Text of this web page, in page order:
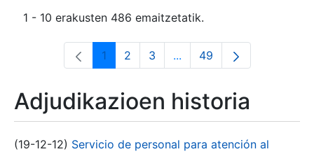
1 - 10 erakusten 486 emaitzetatik.
Orrialdea
1 Orrialdea
2 Orrialdea
3 ...Intermediate Pages Use
Orrialdea
49
Adjudikazioen historia
(19-12-12) Servicio de personal para atención al